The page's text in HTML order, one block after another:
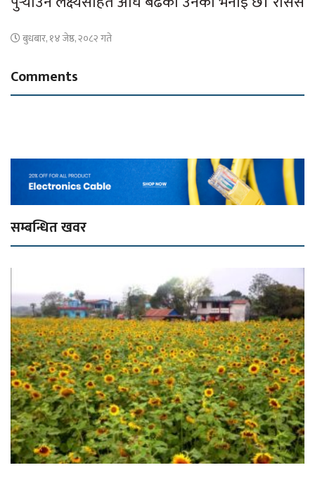
बुधबार, १४ जेष्ठ, २०८२ गते
Comments
सम्बन्धित खवर